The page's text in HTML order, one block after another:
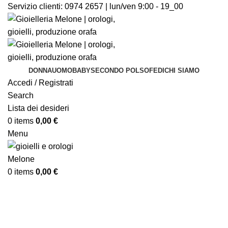
Servizio clienti: 0974 2657 | lun/ven 9:00 - 19_00
DONNAUOMOBABYSECONDO POLSOFEDI CHI SIAMO
Accedi / Registrati
Search
Lista dei desideri
0 items 0,00 €
Menu
0 items 0,00 €